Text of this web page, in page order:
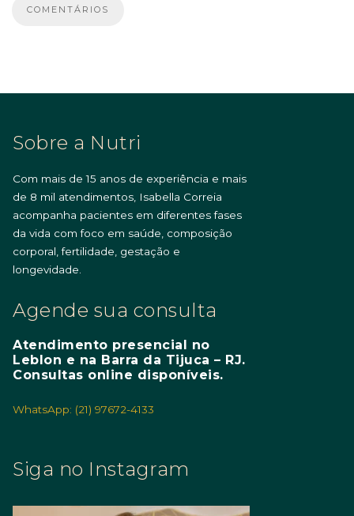
Sobre a Nutri
Com mais de 15 anos de experiência e mais
de 8 mil atendimentos, Isabella Correia
acompanha pacientes em diferentes fases
da vida com foco em saúde, composição
corporal, fertilidade, gestação e
longevidade.
Agende sua consulta
Atendimento presencial no
Leblon e na Barra da Tijuca – RJ.
Consultas online disponíveis.
WhatsApp: (21) 97672-4133
Siga no Instagram